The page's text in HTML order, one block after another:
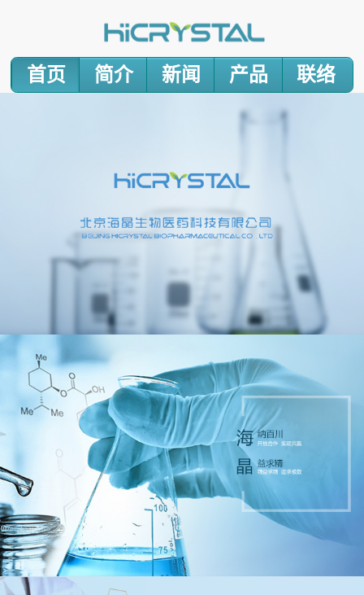
首页 简介 新闻 产品 联络